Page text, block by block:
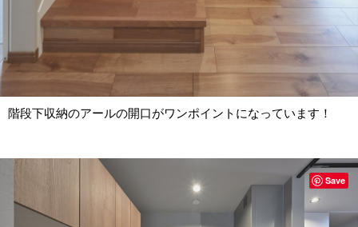
階段下収納のアールの開口がワンポイントになっています！
Save